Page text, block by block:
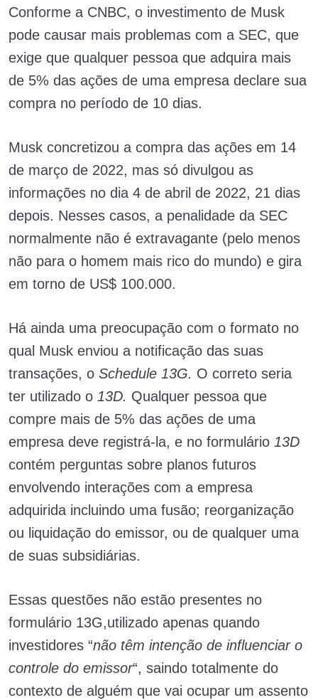
Conforme a CNBC, o investimento de Musk
pode causar mais problemas com a SEC, que
exige que qualquer pessoa que adquira mais
de 5% das ações de uma empresa declare sua
compra no período de 10 dias.
Musk concretizou a compra das ações em 14
de março de 2022, mas só divulgou as
informações no dia 4 de abril de 2022, 21 dias
depois. Nesses casos, a penalidade da SEC
normalmente não é extravagante (pelo menos
não para o homem mais rico do mundo) e gira
em torno de US$ 100.000.
Há ainda uma preocupação com o formato no
qual Musk enviou a notificação das suas
transações, o Schedule 13G. O correto seria
ter utilizado o 13D. Qualquer pessoa que
compre mais de 5% das ações de uma
empresa deve registrá-la, e no formulário 13D
contém perguntas sobre planos futuros
envolvendo interações com a empresa
adquirida incluindo uma fusão; reorganização
ou liquidação do emissor, ou de qualquer uma
de suas subsidiárias.
Essas questões não estão presentes no
formulário 13G,utilizado apenas quando
investidores “não têm intenção de influenciar o
controle do emissor“, saindo totalmente do
contexto de alguém que vai ocupar um assento